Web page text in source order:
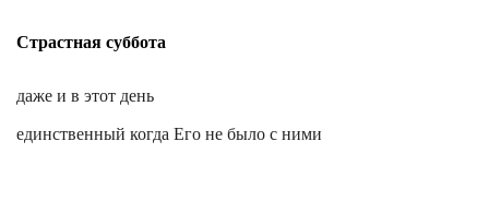
Страстная суббота
даже и в этот день
единственный когда Его не было с ними